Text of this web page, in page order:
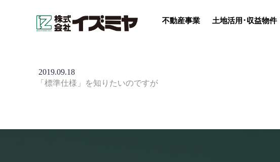
不動産事業 土地活用･収益物件
2019.09.18
「標準仕様」を知りたいのですが